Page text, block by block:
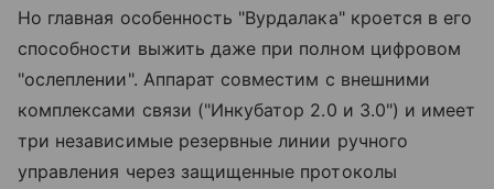
Но главная особенность "Вурдалака" кроется в его
способности выжить даже при полном цифровом
"ослеплении". Аппарат совместим с внешними
комплексами связи ("Инкубатор 2.0 и 3.0") и имеет
три независимые резервные линии ручного
управления через защищенные протоколы